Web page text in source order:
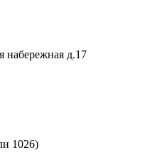
набережная д.17
1026)